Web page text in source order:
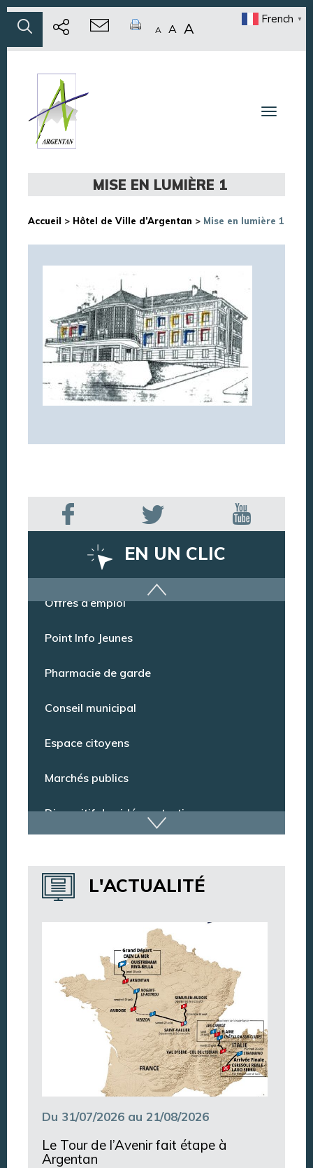
A A A
French ▼
Toggle
MISE EN LUMIÈRE 1
Accueil > Hôtel de Ville d’Argentan > Mise en lumière 1
EN UN CLIC
Dispositif de vidéoprotection
Annuaire des services
Annuaire des associations
Argentan Aujourd’hui
L'ACTUALITÉ
Du 31/07/2026 au 21/08/2026
Le Tour de l’Avenir fait étape à
Argentan